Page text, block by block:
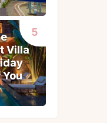
Villa
You
Villa
You